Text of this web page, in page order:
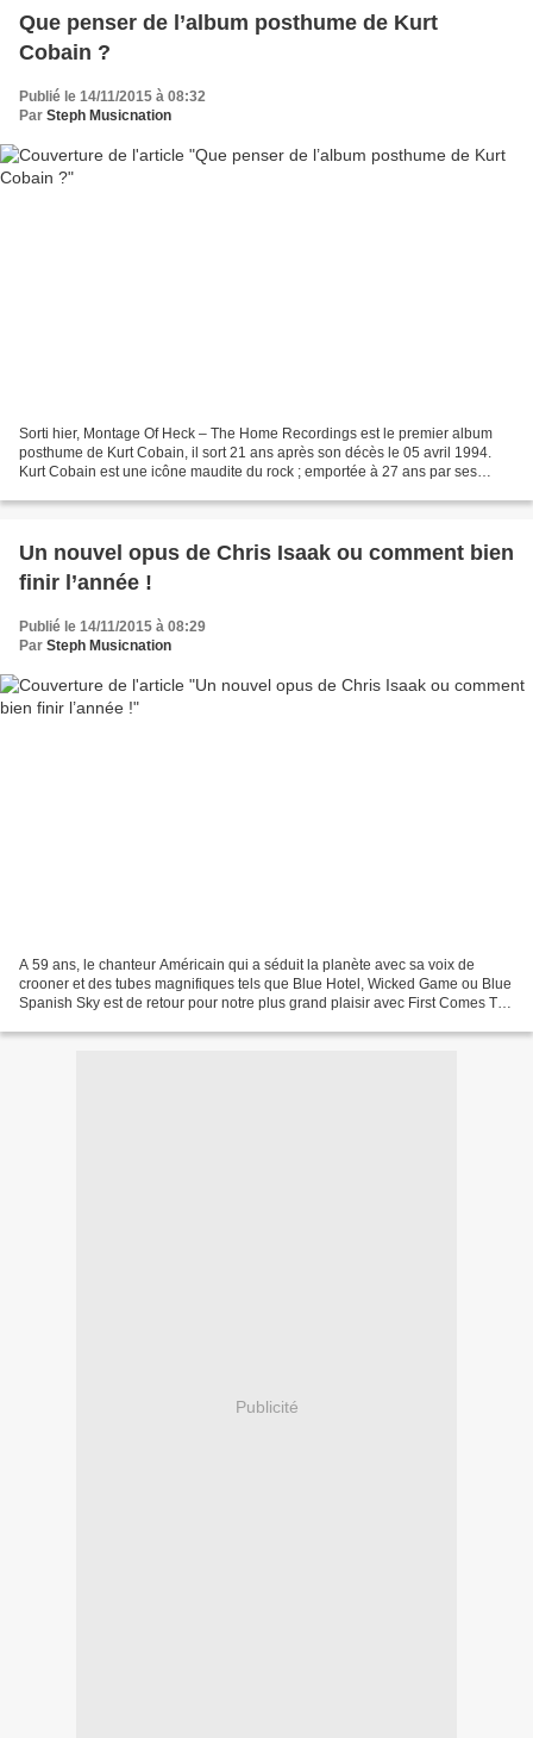
Que penser de l’album posthume de Kurt
Cobain ?
Publié le 14/11/2015 à 08:32
Par Steph Musicnation
Sorti hier, Montage Of Heck – The Home Recordings est le premier album
posthume de Kurt Cobain, il sort 21 ans après son décès le 05 avril 1994.
Kurt Cobain est une icône maudite du rock ; emportée à 27 ans par ses
Un nouvel opus de Chris Isaak ou comment bien
finir l’année !
Publié le 14/11/2015 à 08:29
Par Steph Musicnation
A 59 ans, le chanteur Américain qui a séduit la planète avec sa voix de
crooner et des tubes magnifiques tels que Blue Hotel, Wicked Game ou Blue
Spanish Sky est de retour pour notre plus grand plaisir avec First Comes The
Publicité